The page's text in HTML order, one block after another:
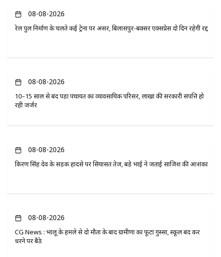
08-08-2026
रेल पुल निर्माण के चलते कई ट्रेनों पर असर, बिलासपुर-बक्सर एक्सप्रेस दो दिन रहेगी रद्द
08-08-2026
10–15 साल से बंद पड़ा पंचायत का व्यावसायिक परिसर, लाखों की सरकारी संपत्ति हो
रही जर्जर
08-08-2026
किरण सिंह देव के सड़क हादसे पर सियासत तेज, बड़े भाई ने जताई साजिश की आशंका
08-08-2026
CG News : भालू के हमले से दो मौतों के बाद ग्रामीणों का फूटा गुस्सा, स्कूल बंद कर
धरने पर बैठे